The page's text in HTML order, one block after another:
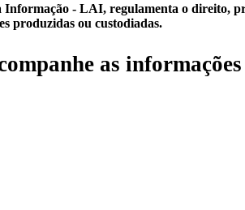
Informação - LAI, regulamenta o direito,
produzidas ou custodiadas.
as